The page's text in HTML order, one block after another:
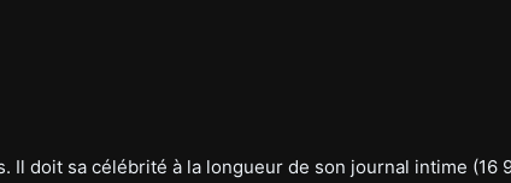
doit sa célébrité à la longueur de son journal intime (16